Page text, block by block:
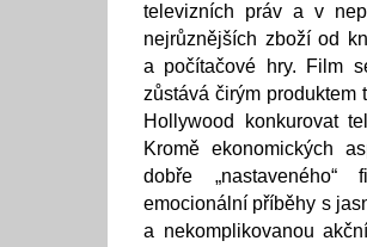
televizních práv a v
nejrůznějších zboží od
a počítačové hry. Film
zůstává čirým produktem
Hollywood konkurovat
Kromě ekonomických
dobře
emocionální příběhy s
a nekomplikovanou